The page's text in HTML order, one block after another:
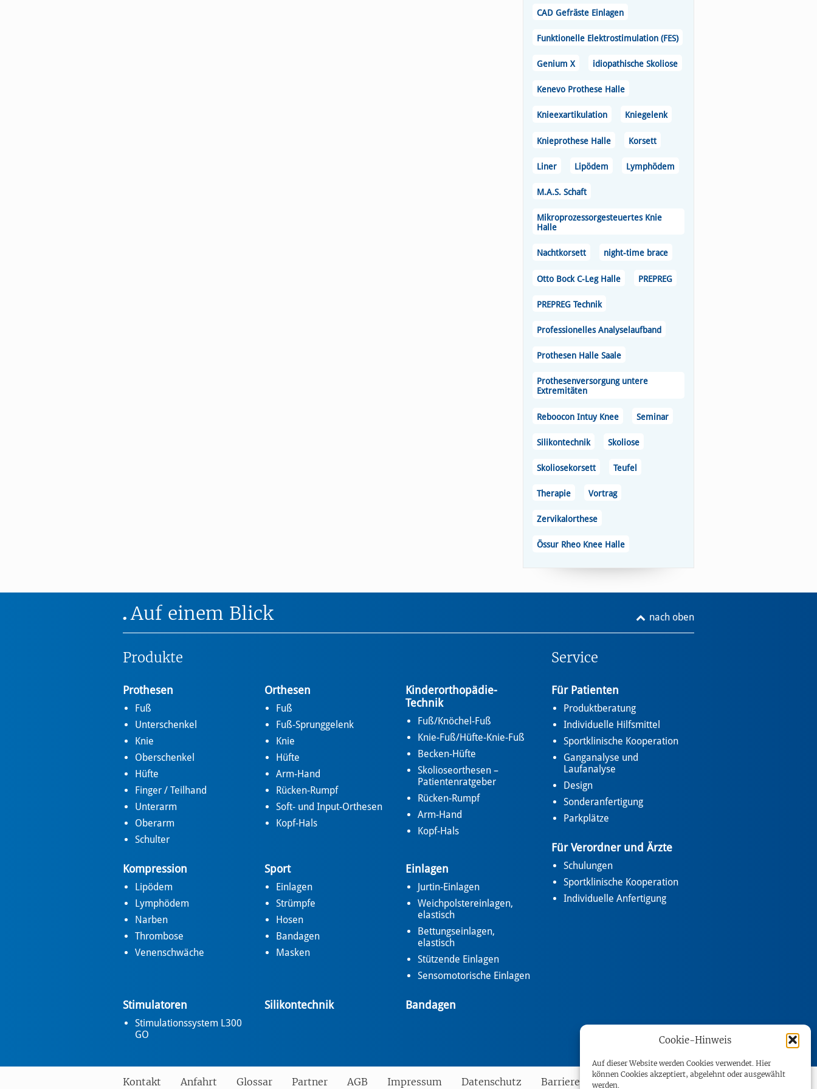
Cookie-Hinweis
Auf dieser Website werden Cookies verwendet. Hier
können Cookies akzeptiert, abgelehnt oder ausgewählt
werden.
CAD Gefräste Einlagen
Funktionelle Elektrostimulation (FES)
Genium X idiopathische Skoliose
Kenevo Prothese Halle
Knieexartikulation Kniegelenk
Knieprothese Halle Korsett
Liner Lipödem Lymphödem
M.A.S. Schaft
Mikroprozessorgesteuertes Knie
Halle
Nachtkorsett night-time brace
Otto Bock C-Leg Halle PREPREG
PREPREG Technik
Professionelles Analyselaufband
Prothesen Halle Saale
Prothesenversorgung untere
Extremitäten
Reboocon Intuy Knee Seminar
Silikontechnik Skoliose
Skoliosekorsett Teufel
Therapie Vortrag
Zervikalorthese
Össur Rheo Knee Halle
nach oben
Auf einem Blick
Produkte
Prothesen
Fuß
Unterschenkel
Knie
Oberschenkel
Hüfte
Finger / Teilhand
Unterarm
Oberarm
Schulter
Orthesen
Fuß
Fuß-Sprunggelenk
Knie
Hüfte
Arm-Hand
Rücken-Rumpf
Soft- und Input-Orthesen
Kopf-Hals
Kinderorthopädie-
Technik
Fuß/Knöchel-Fuß
Knie-Fuß/Hüfte-Knie-Fuß
Becken-Hüfte
Skolioseorthesen –
Patientenratgeber
Rücken-Rumpf
Arm-Hand
Kopf-Hals
Kompression
Lipödem
Lymphödem
Narben
Thrombose
Venenschwäche
Sport
Einlagen
Strümpfe
Hosen
Bandagen
Masken
Einlagen
Jurtin-Einlagen
Weichpolstereinlagen,
elastisch
Bettungseinlagen,
elastisch
Stützende Einlagen
Sensomotorische Einlagen
Stimulatoren
Stimulationssystem L300
GO
Silikontechnik Bandagen
Service
Für Patienten
Produktberatung
Individuelle Hilfsmittel
Sportklinische Kooperation
Ganganalyse und
Laufanalyse
Design
Sonderanfertigung
Parkplätze
Für Verordner und Ärzte
Schulungen
Sportklinische Kooperation
Individuelle Anfertigung
Kontakt Anfahrt Glossar Partner AGB Impressum Datenschutz Barrierefreiheit